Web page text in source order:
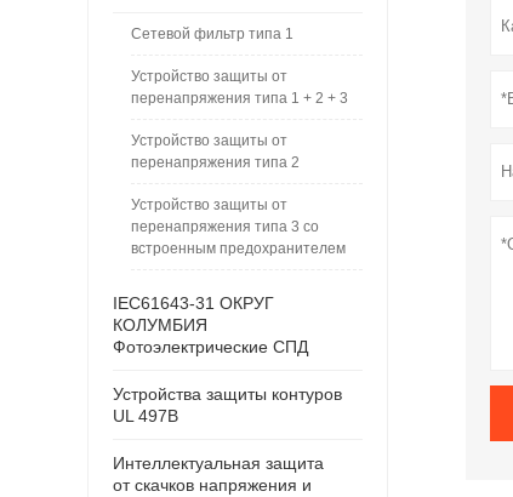
Сетевой фильтр типа 1
Устройство защиты от
перенапряжения типа 1 + 2 + 3
Устройство защиты от
перенапряжения типа 2
Устройство защиты от
перенапряжения типа 3 со
встроенным предохранителем
IEC61643-31 ОКРУГ
КОЛУМБИЯ
Фотоэлектрические СПД
Устройства защиты контуров
UL 497B
Интеллектуальная защита
от скачков напряжения и